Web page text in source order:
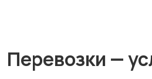
Перевозки —